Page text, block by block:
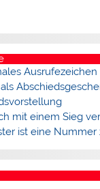
Ausrufezeichen
mit einem Sieg
ist eine Nummer